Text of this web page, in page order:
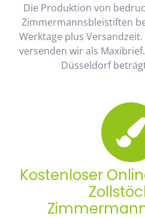
Die Produktion von
Zimmermannsbleistiften
Werktage plus
versenden wir als
Düsseldorf
Kostenloser